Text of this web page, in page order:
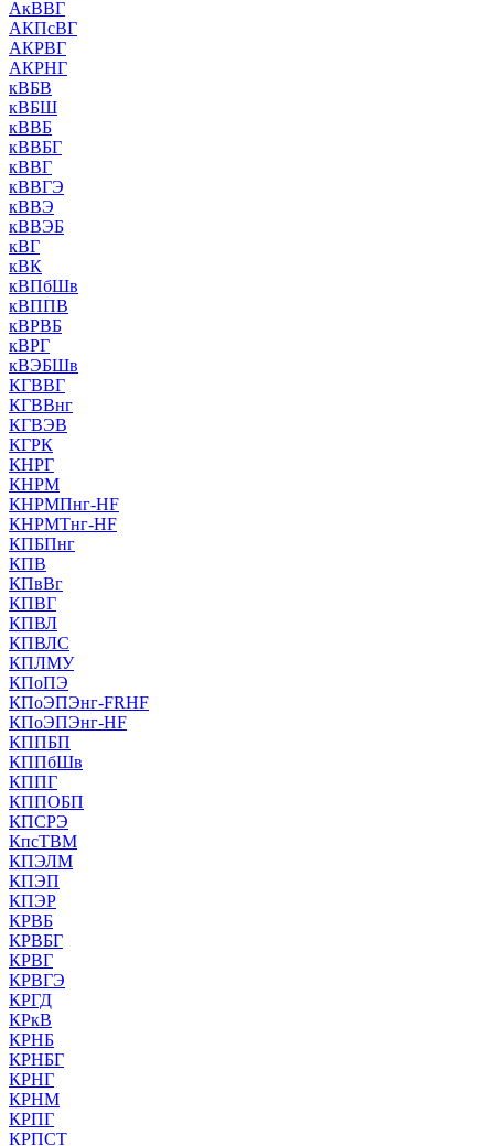
АкВВГ
АКПсВГ
АКРВГ
АКРНГ
кВБВ
кВБШ
кВВБ
кВВБГ
кВВГ
кВВГЭ
кВВЭ
кВВЭБ
кВГ
кВК
кВПбШв
кВППВ
кВРВБ
кВРГ
кВЭБШв
КГВВГ
КГВВнг
КГВЭВ
КГРК
КНРГ
КНРМ
КНРМПнг-HF
КНРМТнг-HF
КПБПнг
КПВ
КПвВг
КПВГ
КПВЛ
КПВЛС
КПЛМУ
КПоПЭ
КПоЭПЭнг-FRHF
КПоЭПЭнг-HF
КППБП
КППбШв
КППГ
КППОБП
КПСРЭ
КпсТВМ
КПЭЛМ
КПЭП
КПЭР
КРВБ
КРВБГ
КРВГ
КРВГЭ
КРГД
КРкВ
КРНБ
КРНБГ
КРНГ
КРНМ
КРПГ
КРПСТ